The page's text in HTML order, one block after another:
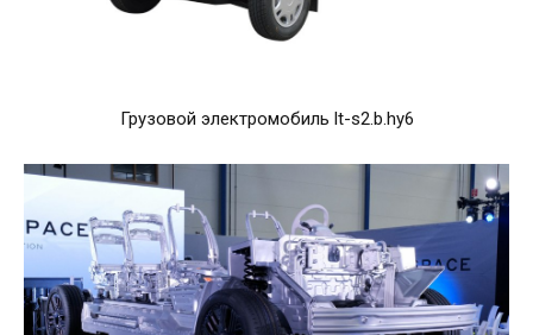
Грузовой электромобиль lt-s2.b.hy6